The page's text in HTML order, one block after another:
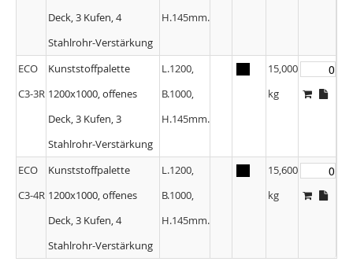
Deck, 3 Kufen, 4
Stahlrohr-Verstärkung
H.145mm.
ECO
C3-3R
Kunststoffpalette
1200x1000, offenes
Deck, 3 Kufen, 3
Stahlrohr-Verstärkung
L.1200,
B.1000,
H.145mm.
15,000
kg
ECO
C3-4R
Kunststoffpalette
1200x1000, offenes
Deck, 3 Kufen, 4
Stahlrohr-Verstärkung
L.1200,
B.1000,
H.145mm.
15,600
kg